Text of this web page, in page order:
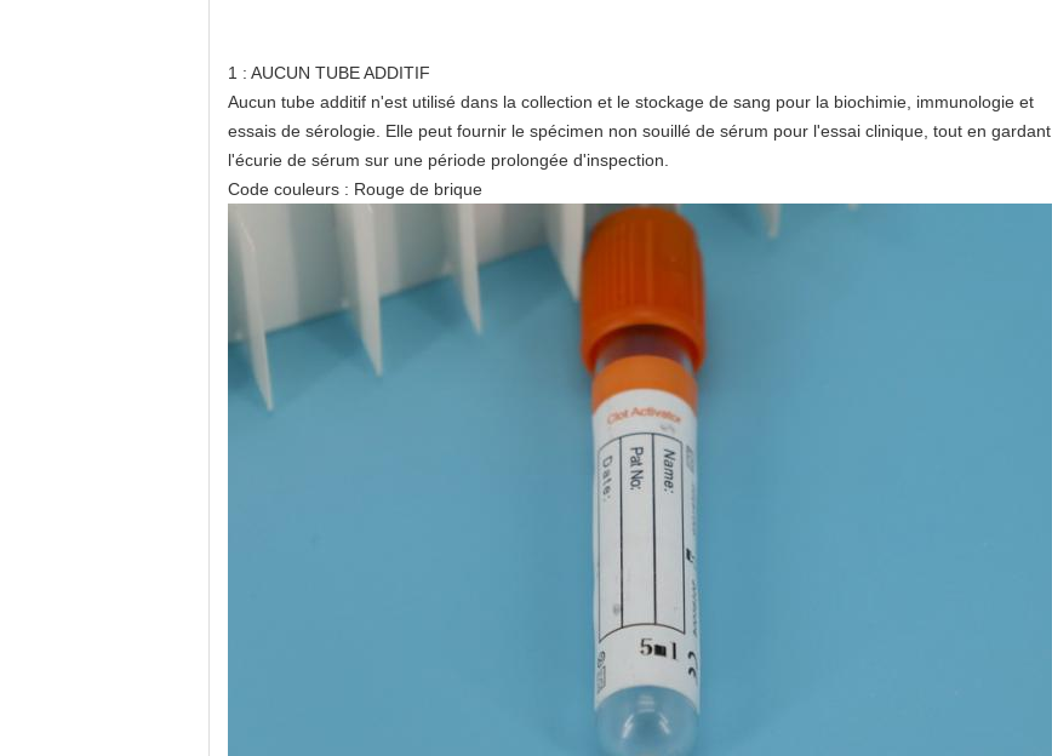
1 : AUCUN TUBE ADDITIF
Aucun tube additif n'est utilisé dans la collection et le stockage de sang pour la biochimie, immunologie et
essais de sérologie. Elle peut fournir le spécimen non souillé de sérum pour l'essai clinique, tout en gardant
l'écurie de sérum sur une période prolongée d'inspection.
Code couleurs : Rouge de brique